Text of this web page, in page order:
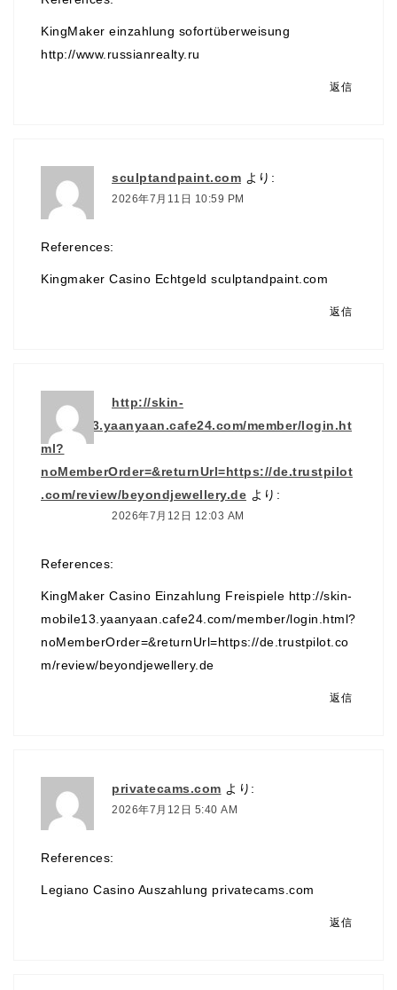
KingMaker einzahlung sofortüberweisung
http://www.russianrealty.ru
返信
sculptandpaint.com より:
2026年7月11日 10:59 PM
References:
Kingmaker Casino Echtgeld sculptandpaint.com
返信
http://skin-
mobile13.yaanyaan.cafe24.com/member/login.ht
ml?
noMemberOrder=&returnUrl=https://de.trustpilot
.com/review/beyondjewellery.de より:
2026年7月12日 12:03 AM
References:
KingMaker Casino Einzahlung Freispiele http://skin-
mobile13.yaanyaan.cafe24.com/member/login.html?
noMemberOrder=&returnUrl=https://de.trustpilot.co
m/review/beyondjewellery.de
返信
privatecams.com より:
2026年7月12日 5:40 AM
References:
Legiano Casino Auszahlung privatecams.com
返信